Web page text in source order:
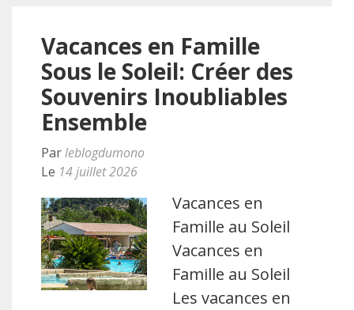
Vacances en Famille
Sous le Soleil: Créer des
Souvenirs Inoubliables
Ensemble
Parleblogdumono
Le 14 juillet 2026
Vacances en
Famille au Soleil
Vacances en
Famille au Soleil
Les vacances en